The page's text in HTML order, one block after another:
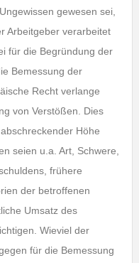
gewesen sei,
Arbeitgeber verarbeitet
für die Begründung der
Bemessung der
Recht verlange
von Verstößen. Dies
Höhe
seien u.a. Art, Schwere,
frühere
der betroffenen
Umsatz des
Wieviel der
für die Bemessung